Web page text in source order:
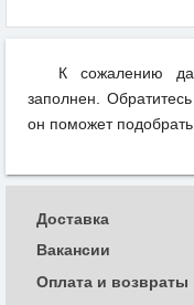
К сожалению
заполнен.
он поможет
Доставка
Вакансии
Оплата и возвраты